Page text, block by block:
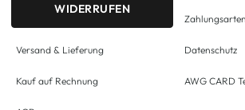
WIDERRUFEN
Versand & Lieferung
Kauf auf Rechnung
Zahlungsarten
Datenschutz
AWG CARD